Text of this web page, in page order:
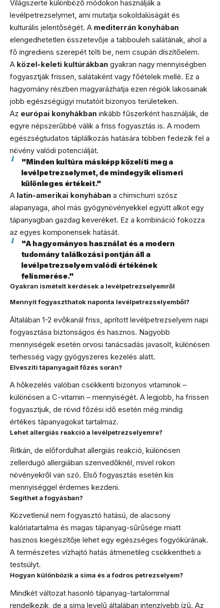
Világszerte különböző módokon használják a
levélpetrezselymet, ami mutatja sokoldalúságát és
kulturális jelentőségét. A mediterrán konyhában
elengedhetetlen összetevője a tabbouleh salátának, ahol a
fő ingrediens szerepét tölti be, nem csupán díszítőelem.
A közel-keleti kultúrákban gyakran nagy mennyiségben
fogyasztják frissen, salátaként vagy főételek mellé. Ez a
hagyomány részben magyarázhatja ezen régiók lakosainak
jobb egészségügyi mutatóit bizonyos területeken.
Az európai konyhákban inkább fűszerként használják, de
egyre népszerűbbé válik a friss fogyasztás is. A modern
egészségtudatos táplálkozás hatására többen fedezik fel a
növény valódi potenciálját.
"Minden kultúra másképp közelíti meg a
levélpetrezselymet, de mindegyik elismeri
különleges értékeit."
A latin-amerikai konyhában a chimichurri szósz
alapanyaga, ahol más gyógynövényekkel együtt alkot egy
tápanyagban gazdag keveréket. Ez a kombináció fokozza
az egyes komponensek hatását.
"A hagyományos használat és a modern
tudomány találkozási pontján áll a
levélpetrezselyem valódi értékének
felismerése."
Gyakran ismételt kérdések a levélpetrezselyemről
Mennyit fogyaszthatok naponta levélpetrezselyemből?
Általában 1-2 evőkanál friss, aprított levélpetrezselyem napi
fogyasztása biztonságos és hasznos. Nagyobb
mennyiségek esetén orvosi tanácsadás javasolt, különösen
terhesség vagy gyógyszeres kezelés alatt.
Elveszíti tápanyagait főzés során?
A hőkezelés valóban csökkenti bizonyos vitaminok –
különösen a C-vitamin – mennyiségét. A legjobb, ha frissen
fogyasztjuk, de rövid főzési idő esetén még mindig
értékes tápanyagokat tartalmaz.
Lehet allergiás reakció a levélpetrezselyemre?
Ritkán, de előfordulhat allergiás reakció, különösen
zellerdugó allergiában szenvedőknél, mivel rokon
növényekről van szó. Első fogyasztás esetén kis
mennyiséggel érdemes kezdeni.
Segíthet a fogyásban?
Közvetlenül nem fogyasztó hatású, de alacsony
kalóriatartalma és magas tápanyag-sűrűsége miatt
hasznos kiegészítője lehet egy egészséges fogyókúrának.
A természetes vízhajtó hatás átmenetileg csökkentheti a
testsúlyt.
Hogyan különbözik a sima és a fodros petrezselyem?
Mindkét változat hasonló tápanyag-tartalommal
rendelkezik, de a sima levelű általában intenzívebb ízű. Az